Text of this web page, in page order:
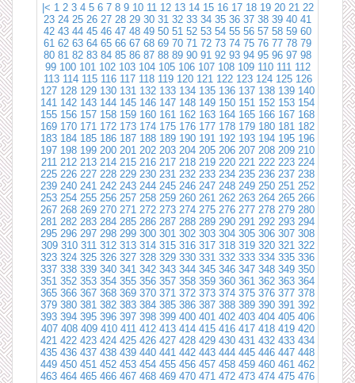
|< 1 2 3 4 5 6 7 8 9 10 11 12 13 14 15 16 17 18 19 20 21 22
23 24 25 26 27 28 29 30 31 32 33 34 35 36 37 38 39 40 41
42 43 44 45 46 47 48 49 50 51 52 53 54 55 56 57 58 59 60
61 62 63 64 65 66 67 68 69 70 71 72 73 74 75 76 77 78 79
80 81 82 83 84 85 86 87 88 89 90 91 92 93 94 95 96 97 98
99 100 101 102 103 104 105 106 107 108 109 110 111 112
113 114 115 116 117 118 119 120 121 122 123 124 125 126
127 128 129 130 131 132 133 134 135 136 137 138 139 140
141 142 143 144 145 146 147 148 149 150 151 152 153 154
155 156 157 158 159 160 161 162 163 164 165 166 167 168
169 170 171 172 173 174 175 176 177 178 179 180 181 182
183 184 185 186 187 188 189 190 191 192 193 194 195 196
197 198 199 200 201 202 203 204 205 206 207 208 209 210
211 212 213 214 215 216 217 218 219 220 221 222 223 224
225 226 227 228 229 230 231 232 233 234 235 236 237 238
239 240 241 242 243 244 245 246 247 248 249 250 251 252
253 254 255 256 257 258 259 260 261 262 263 264 265 266
267 268 269 270 271 272 273 274 275 276 277 278 279 280
281 282 283 284 285 286 287 288 289 290 291 292 293 294
295 296 297 298 299 300 301 302 303 304 305 306 307 308
309 310 311 312 313 314 315 316 317 318 319 320 321 322
323 324 325 326 327 328 329 330 331 332 333 334 335 336
337 338 339 340 341 342 343 344 345 346 347 348 349 350
351 352 353 354 355 356 357 358 359 360 361 362 363 364
365 366 367 368 369 370 371 372 373 374 375 376 377 378
379 380 381 382 383 384 385 386 387 388 389 390 391 392
393 394 395 396 397 398 399 400 401 402 403 404 405 406
407 408 409 410 411 412 413 414 415 416 417 418 419 420
421 422 423 424 425 426 427 428 429 430 431 432 433 434
435 436 437 438 439 440 441 442 443 444 445 446 447 448
449 450 451 452 453 454 455 456 457 458 459 460 461 462
463 464 465 466 467 468 469 470 471 472 473 474 475 476